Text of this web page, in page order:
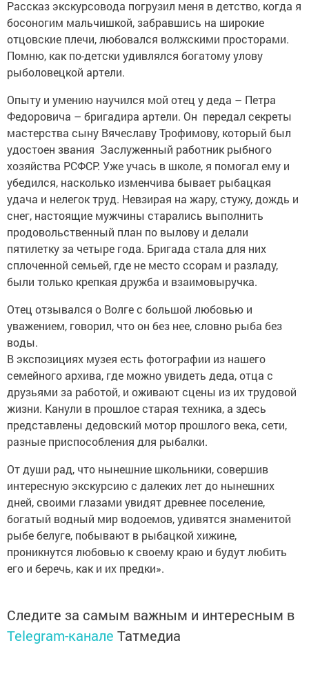
Рассказ экскурсовода погрузил меня в детство, когда я
босоногим мальчишкой, забравшись на широкие
отцовские плечи, любовался волжскими просторами.
Помню, как по-детски удивлялся богатому улову
рыболовецкой артели.
Опыту и умению научился мой отец у деда – Петра
Федоровича – бригадира артели. Он передал секреты
мастерства сыну Вячеславу Трофимову, который был
удостоен звания Заслуженный работник рыбного
хозяйства РСФСР. Уже учась в школе, я помогал ему и
убедился, насколько изменчива бывает рыбацкая
удача и нелегок труд. Невзирая на жару, стужу, дождь и
снег, настоящие мужчины старались выполнить
продовольственный план по вылову и делали
пятилетку за четыре года. Бригада стала для них
сплоченной семьей, где не место ссорам и разладу,
были только крепкая дружба и взаимовыручка.
Отец отзывался о Волге с большой любовью и
уважением, говорил, что он без нее, словно рыба без
воды.
В экспозициях музея есть фотографии из нашего
семейного архива, где можно увидеть деда, отца с
друзьями за работой, и оживают сцены из их трудовой
жизни. Канули в прошлое старая техника, а здесь
представлены дедовский мотор прошлого века, сети,
разные приспособления для рыбалки.
От души рад, что нынешние школьники, совершив
интересную экскурсию с далеких лет до нынешних
дней, своими глазами увидят древнее поселение,
богатый водный мир водоемов, удивятся знаменитой
рыбе белуге, побывают в рыбацкой хижине,
проникнутся любовью к своему краю и будут любить
его и беречь, как и их предки».
Следите за самым важным и интересным в
Telegram-канале Татмедиа